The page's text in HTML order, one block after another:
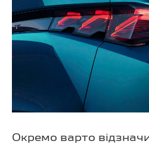
Окремо варто